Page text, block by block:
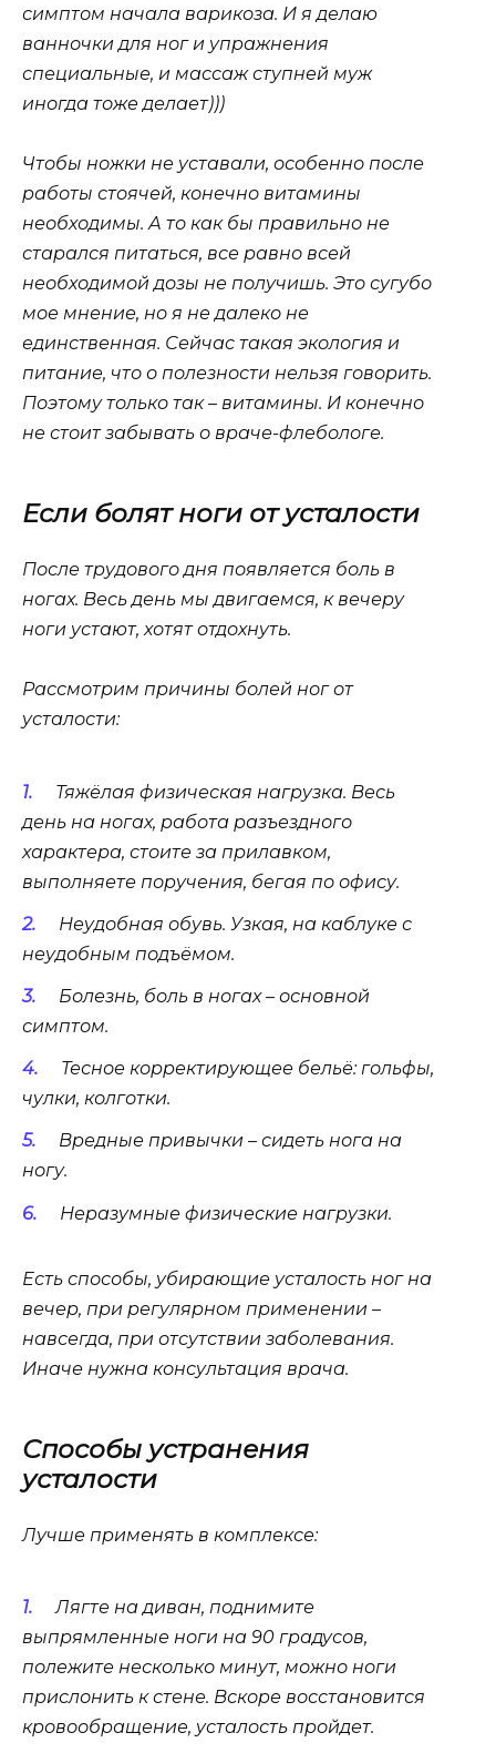
симптом начала варикоза. И я делаю
ванночки для ног и упражнения
специальные, и массаж ступней муж
иногда тоже делает)))
Чтобы ножки не уставали, особенно после
работы стоячей, конечно витамины
необходимы. А то как бы правильно не
старался питаться, все равно всей
необходимой дозы не получишь. Это сугубо
мое мнение, но я не далеко не
единственная. Сейчас такая экология и
питание, что о полезности нельзя говорить.
Поэтому только так – витамины. И конечно
не стоит забывать о враче-флебологе.
Если болят ноги от усталости
После трудового дня появляется боль в
ногах. Весь день мы двигаемся, к вечеру
ноги устают, хотят отдохнуть.
Рассмотрим причины болей ног от
усталости:
Тяжёлая физическая нагрузка. Весь
день на ногах, работа разъездного
характера, стоите за прилавком,
выполняете поручения, бегая по офису.
Неудобная обувь. Узкая, на каблуке с
неудобным подъёмом.
Болезнь, боль в ногах – основной
симптом.
Тесное корректирующее бельё: гольфы,
чулки, колготки.
Вредные привычки – сидеть нога на
ногу.
Неразумные физические нагрузки.
Есть способы, убирающие усталость ног на
вечер, при регулярном применении –
навсегда, при отсутствии заболевания.
Иначе нужна консультация врача.
Способы устранения
усталости
Лучше применять в комплексе:
Лягте на диван, поднимите
выпрямленные ноги на 90 градусов,
полежите несколько минут, можно ноги
прислонить к стене. Вскоре восстановится
кровообращение, усталость пройдет.